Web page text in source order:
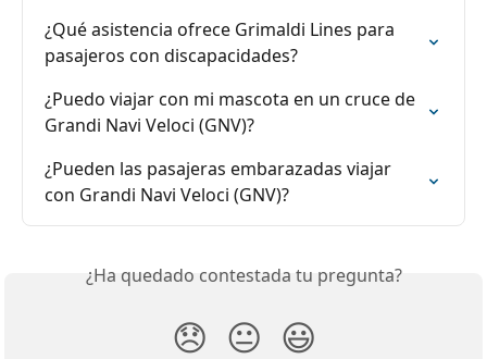
¿Qué asistencia ofrece Grimaldi Lines para
pasajeros con discapacidades?
¿Puedo viajar con mi mascota en un cruce de
Grandi Navi Veloci (GNV)?
¿Pueden las pasajeras embarazadas viajar
con Grandi Navi Veloci (GNV)?
¿Ha quedado contestada tu pregunta?
😞 😐 😃